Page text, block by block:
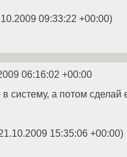
09:33:22 +00:00)
06:16:02 +00:00
в систему, а потом
15:35:06 +00:00)